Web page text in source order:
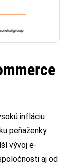
infláciu
peňaženky
vývoj e-
aj od